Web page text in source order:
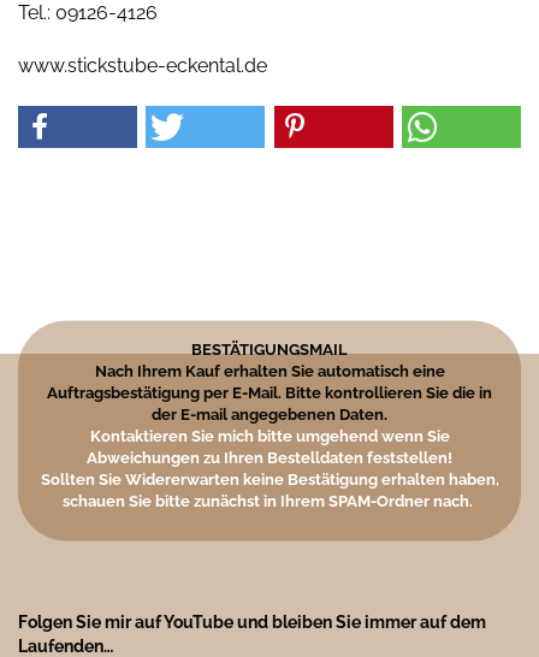
Tel.: 09126-4126
www.stickstube-eckental.de
BESTÄTIGUNGSMAIL
Nach Ihrem Kauf erhalten Sie automatisch eine
Auftragsbestätigung per E-Mail. Bitte kontrollieren Sie die in
der E-mail angegebenen Daten.
Kontaktieren Sie mich bitte umgehend wenn Sie
Abweichungen zu Ihren Bestelldaten feststellen!
Sollten Sie Widererwarten keine Bestätigung erhalten haben,
schauen Sie bitte zunächst in Ihrem SPAM-Ordner nach.
Folgen Sie mir auf YouTube und bleiben Sie immer auf dem
Laufenden…